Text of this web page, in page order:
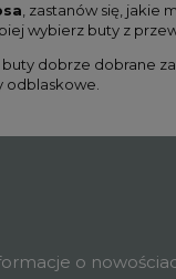
, zastanów się, jakie
wybierz buty z
dobrze dobrane
odblaskowe.
o